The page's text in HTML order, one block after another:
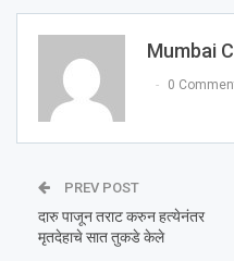
Mumbai
0
PREV POST
दारु पाजून तराट करुन हत्येनंतर
मृतदेहाचे सात तुकडे केले